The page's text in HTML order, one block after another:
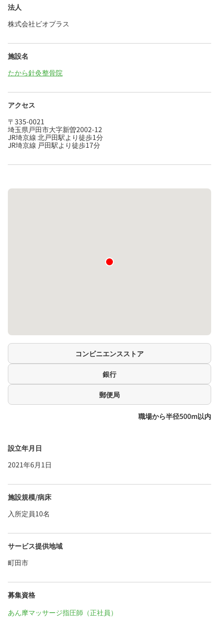
法人
株式会社ビオプラス
施設名
たから針灸整骨院
アクセス
〒335-0021
埼玉県戸田市大字新曽2002-12
JR埼京線 北戸田駅より徒歩1分
JR埼京線 戸田駅より徒歩17分
コンビニエンスストア
銀行
郵便局
職場から半径500m以内
設立年月日
2021年6月1日
施設規模/病床
入所定員10名
サービス提供地域
町田市
募集資格
あん摩マッサージ指圧師（正社員）